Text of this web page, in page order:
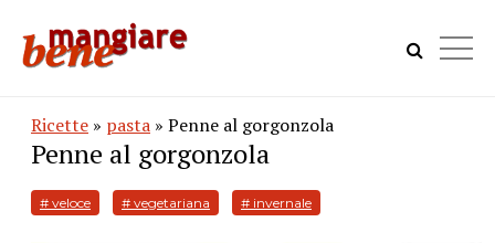
Ricette » pasta » Penne al gorgonzola
Penne al gorgonzola
# veloce # vegetariana # invernale